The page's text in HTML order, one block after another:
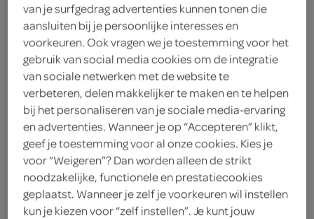
Gourmet gold luxe mix
met zeevis
Gourmet
85 Gram
Let op: aanbiedingen zijn niet zichtbaar bij de
producten, maar worden wél automatisch
verwerkt in de winkelmand.
van je surfgedrag advertenties kunnen tonen die
aansluiten bij je persoonlijke interesses en
voorkeuren. Ook vragen we je toestemming voor het
gebruik van social media cookies om de integratie
van sociale netwerken met de website te
verbeteren, delen makkelijker te maken en te helpen
bij het personaliseren van je sociale media-ervaring
en advertenties. Wanneer je op “Accepteren” klikt,
geef je toestemming voor al onze cookies. Kies je
voor “Weigeren”? Dan worden alleen de strikt
noodzakelijke, functionele en prestatiecookies
geplaatst. Wanneer je zelf je voorkeuren wil instellen
kun je kiezen voor “zelf instellen”. Je kunt jouw